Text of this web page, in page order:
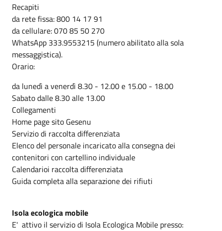
Recapiti
da rete fissa: 800 14 17 91
da cellulare: 070 85 50 270
WhatsApp 333.9553215 (numero abilitato alla sola
messaggistica).
Orario:
da lunedì a venerdì 8.30 - 12.00 e 15.00 - 18.00
Sabato dalle 8.30 alle 13.00
Collegamenti
Home page sito Gesenu
Servizio di raccolta differenziata
Elenco del personale incaricato alla consegna dei
contenitori con cartellino individuale
Calendarioi raccolta differenziata
Guida completa alla separazione dei rifiuti
Isola ecologica mobile
E' attivo il servizio di Isola Ecologica Mobile presso: